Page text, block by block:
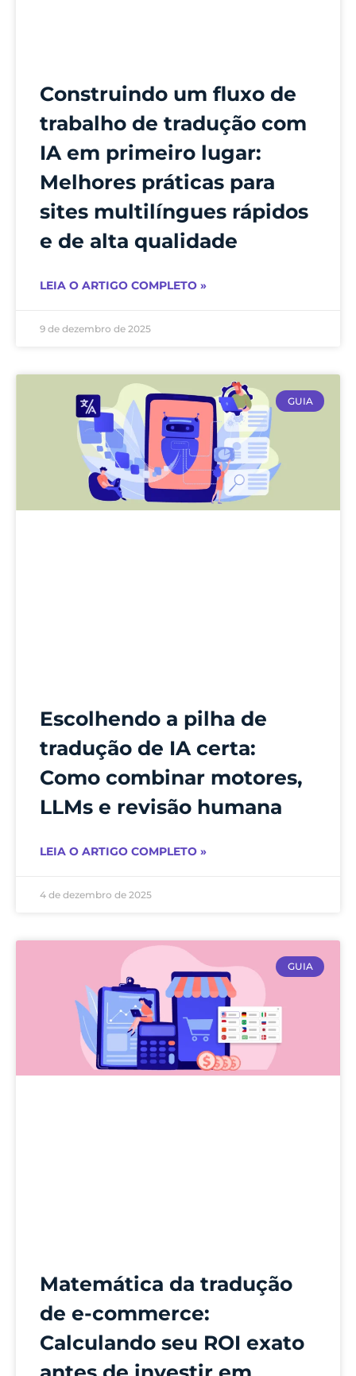
Construindo um fluxo de
trabalho de tradução com
IA em primeiro lugar:
Melhores práticas para
sites multilíngues rápidos
e de alta qualidade
LEIA O ARTIGO COMPLETO »
9 de dezembro de 2025
GUIA
Escolhendo a pilha de
tradução de IA certa:
Como combinar motores,
LLMs e revisão humana
LEIA O ARTIGO COMPLETO »
4 de dezembro de 2025
GUIA
Matemática da tradução
de e-commerce:
Calculando seu ROI exato